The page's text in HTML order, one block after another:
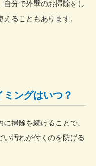
自分で外壁のお掃除をし
ることもあります。
ングはいつ？
掃除を続けることで、
い汚れが付くのを防げる